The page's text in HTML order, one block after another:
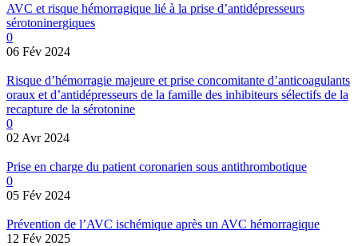
AVC et risque hémorragique lié à la prise d’antidépresseurs
sérotoninergiques
0
06 Fév 2024
Risque d’hémorragie majeure et prise concomitante d’anticoagulants
oraux et d’antidépresseurs de la famille des inhibiteurs sélectifs de la
recapture de la sérotonine
0
02 Avr 2024
Prise en charge du patient coronarien sous antithrombotique
0
05 Fév 2024
Prévention de l’AVC ischémique après un AVC hémorragique
12 Fév 2025